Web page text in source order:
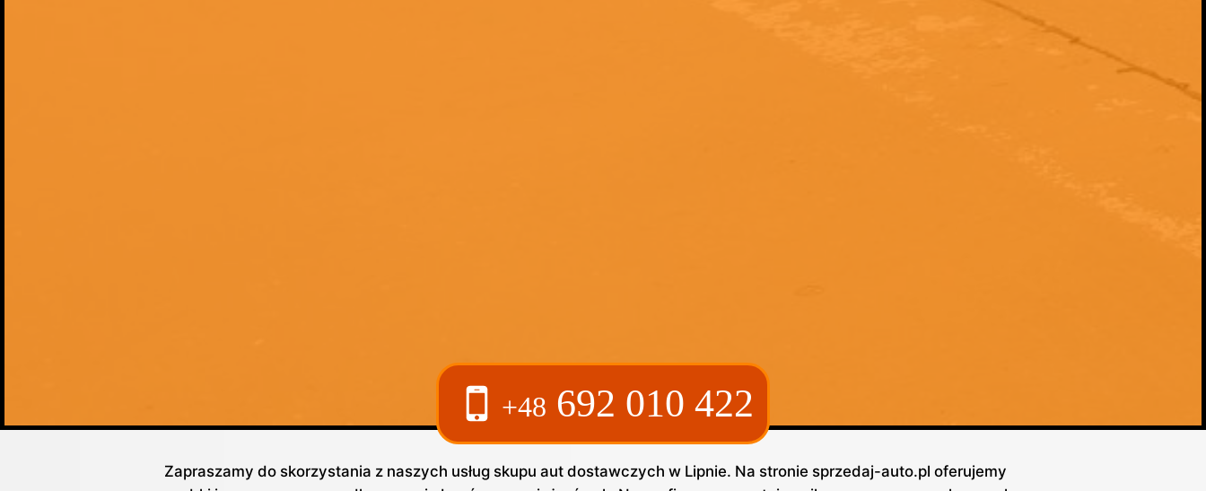
+48 692 010 422
Zapraszamy do skorzystania z naszych usług skupu aut dostawczych w Lipnie. Na stronie sprzedaj-auto.pl oferujemy